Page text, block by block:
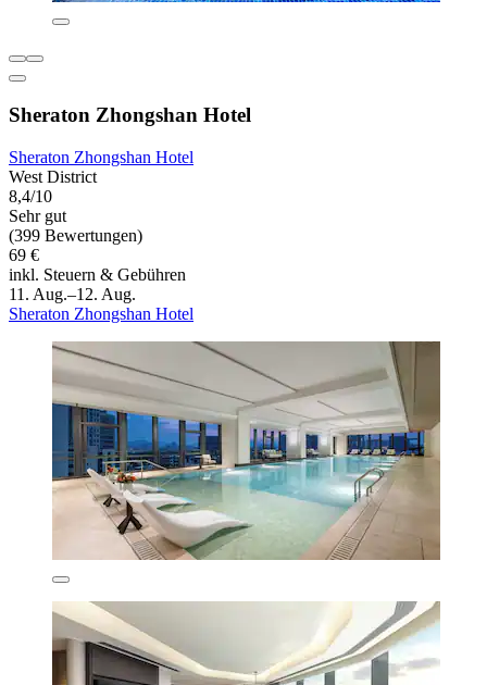
Sheraton Zhongshan Hotel
Sheraton Zhongshan Hotel
West District
8,4/10
Sehr gut
(399 Bewertungen)
69 €
inkl. Steuern & Gebühren
11. Aug.–12. Aug.
Sheraton Zhongshan Hotel